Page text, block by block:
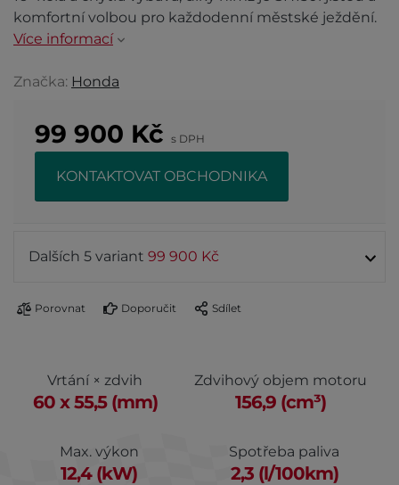
komfortní volbou pro každodenní městské ježdění.
Více informací
Značka: Honda
99 900 Kč s DPH
KONTAKTOVAT OBCHODNIKA
Dalších 5 variant 99 900 Kč
Porovnat Doporučit Sdílet
Vrtání × zdvih
60 x 55,5 (mm)
Zdvihový objem motoru
156,9 (cm³)
Max. výkon
12,4 (kW)
Spotřeba paliva
2,3 (l/100km)